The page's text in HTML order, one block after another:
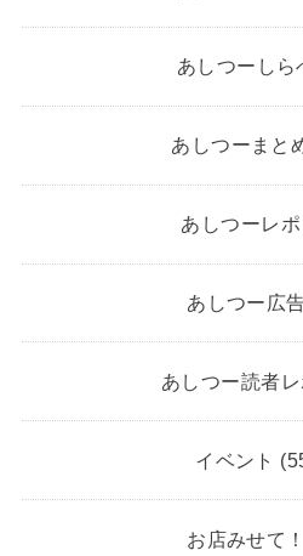
あしつーしら
あしつーまと
あしつーレポ
あしつー広
あしつー読者レ
イベント
お店みせて！